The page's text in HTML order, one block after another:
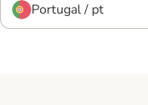
Portugal / pt